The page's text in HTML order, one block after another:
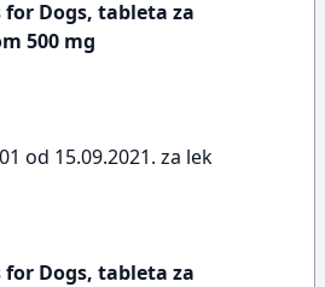
for Dogs, tableta za
500 mg
od 15.09.2021. za lek
for Dogs, tableta za